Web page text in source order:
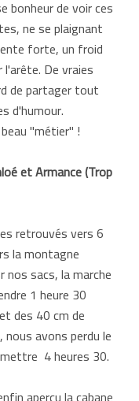
bonheur de voir ces
ne se plaignant
forte, un froid
De vraies
de partager tout
d'humour.
"métier" !
et Armance (Trop
retrouvés vers 6
la montagne
nos sacs, la marche
1 heure 30
des 40 cm de
avons perdu le
4 heures 30.